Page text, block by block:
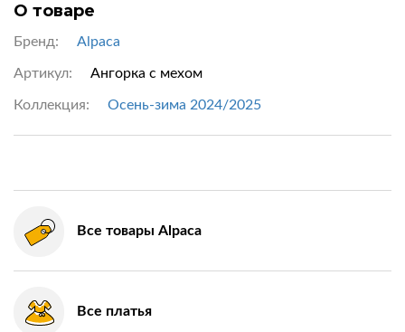
О товаре
Бренд: Alpaca
Артикул: Ангорка с мехом
Коллекция: Осень-зима 2024/2025
Все товары Alpaca
Все платья